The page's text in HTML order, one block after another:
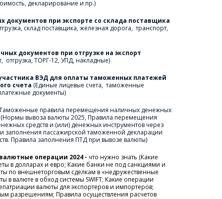
декларирование и пр.)
склад поставщика, железная дорога,  транспорт,
отгрузка, ТОРГ-12, УПД, накладные)
ВЭД для оплаты таможенных платежей
счета (Единые лицевые счета,  таможенные
документы)
правила перемещения наличных денежных
(Нормы вывоза валюты 2025, Правила перемещения
средств и (или) денежных инструментов через
заполнения пассажирской таможенной декларации
Правила заполнения ПТД при вывозе валюты)
операции 2024 - что нужно знать (Какие
в долларах и евро; Какие банки не под санкциями и
по внешнеторговым сделкам в «недружественные
в валюте в обход системы SWIFT; Какие операции
валюты для экспортеров и импортеров;
разрешениям; Правила осуществления расчетов